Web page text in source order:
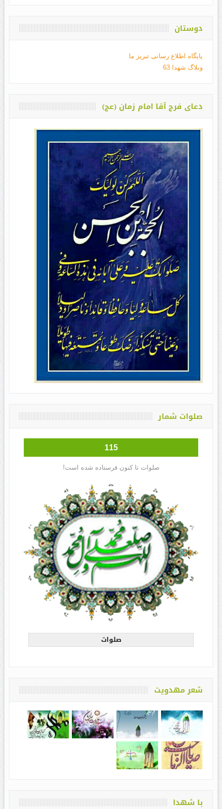
دوستان
پایگاه اطلاع رسانی تبریز ما
وبلاگ شهدا 63
دعای فرج آقا امام زمان (عج)
صلوات شمار
115
صلوات تا کنون فرستاده شده است!
صلوات
شعر مهدویت
با شهدا